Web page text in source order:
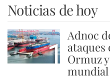
Noticias de hoy
1
Adnoc
ataques
Ormuz
mundial